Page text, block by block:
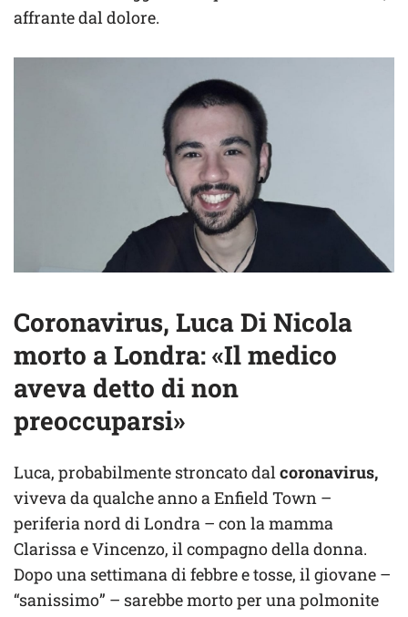
affrante dal dolore.
Coronavirus, Luca Di Nicola
morto a Londra: «Il medico
aveva detto di non
preoccuparsi»
Luca, probabilmente stroncato dal coronavirus,
viveva da qualche anno a Enfield Town –
periferia nord di Londra – con la mamma
Clarissa e Vincenzo, il compagno della donna.
Dopo una settimana di febbre e tosse, il giovane –
“sanissimo” – sarebbe morto per una polmonite